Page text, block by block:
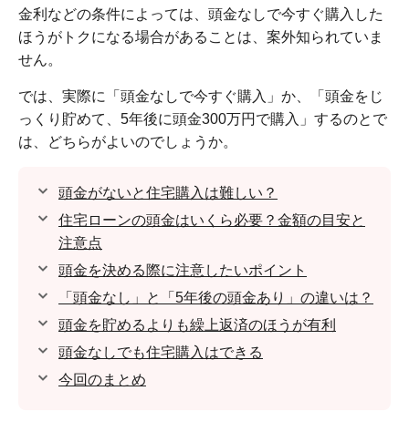
金利などの条件によっては、頭金なしで今すぐ購入した
ほうがトクになる場合があることは、案外知られていま
せん。
では、実際に「頭金なしで今すぐ購入」か、「頭金をじ
っくり貯めて、5年後に頭金300万円で購入」するのとで
は、どちらがよいのでしょうか。
頭金がないと住宅購入は難しい？
住宅ローンの頭金はいくら必要？金額の目安と
注意点
頭金を決める際に注意したいポイント
「頭金なし」と「5年後の頭金あり」の違いは？
頭金を貯めるよりも繰上返済のほうが有利
頭金なしでも住宅購入はできる
今回のまとめ